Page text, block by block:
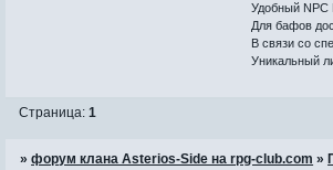
Удобный NPC
Для бафов
В связи со
Уникальный
Страница:1
»форум клана Asterios-Side на rpg-club.com »